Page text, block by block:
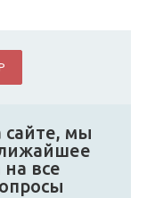
сайте, мы
все